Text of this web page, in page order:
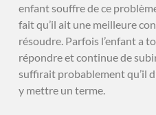
enfant souffre de ce
fait qu’il ait une meilleure
résoudre. Parfois l’enfant a
répondre et continue de
suffirait probablement qu’il
y mettre un terme.